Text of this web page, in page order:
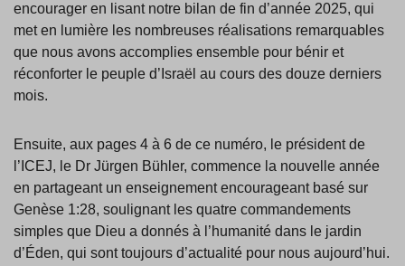
encourager en lisant notre bilan de fin d’année 2025, qui
met en lumière les nombreuses réalisations remarquables
que nous avons accomplies ensemble pour bénir et
réconforter le peuple d’Israël au cours des douze derniers
mois.
Ensuite, aux pages 4 à 6 de ce numéro, le président de
l’ICEJ, le Dr Jürgen Bühler, commence la nouvelle année
en partageant un enseignement encourageant basé sur
Genèse 1:28, soulignant les quatre commandements
simples que Dieu a donnés à l’humanité dans le jardin
d’Éden, qui sont toujours d’actualité pour nous aujourd’hui.